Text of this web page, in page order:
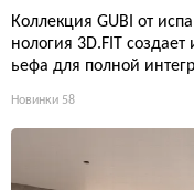
Коллекция GUBI от
нология 3D.FIT
ьефа для полной
Новинки 58